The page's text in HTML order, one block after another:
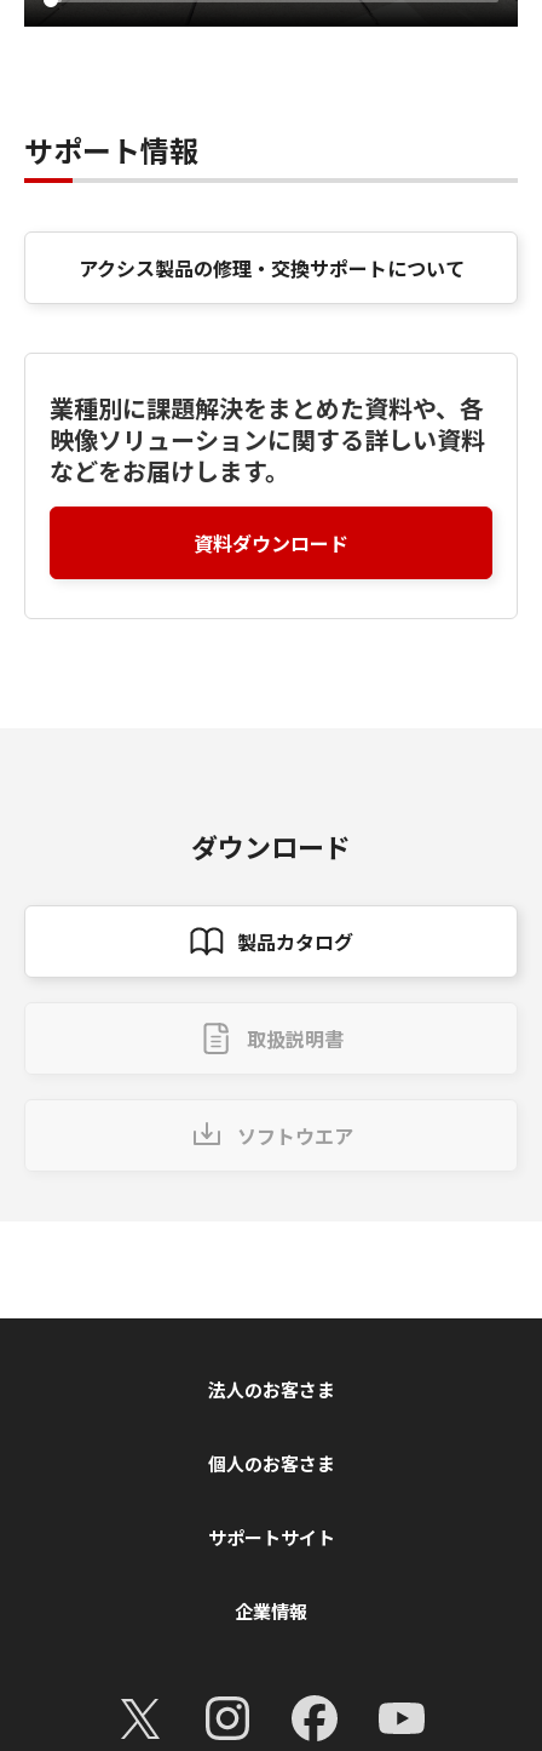
サポート情報
アクシス製品の修理・交換サポートについて
業種別に課題解決をまとめた資料や、各
映像ソリューションに関する詳しい資料
などをお届けします。
資料ダウンロード
ダウンロード
製品カタログ
取扱説明書
ソフトウエア
法人のお客さま
個人のお客さま
サポートサイト
企業情報